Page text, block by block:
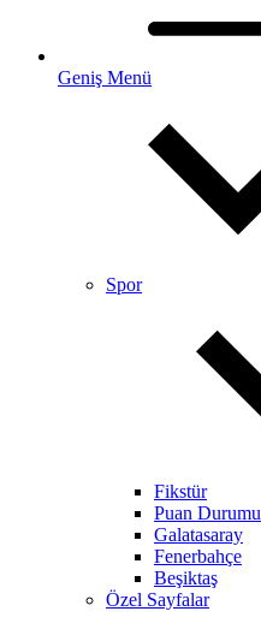
Geniş Menü
Spor
Fikstür
Puan Durumu
Galatasaray
Fenerbahçe
Beşiktaş
Özel Sayfalar